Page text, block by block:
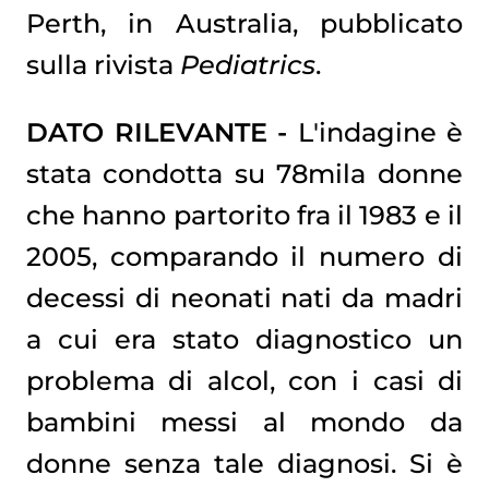
Perth, in Australia, pubblicato
sulla rivista Pediatrics.
DATO RILEVANTE - L'indagine è
stata condotta su 78mila donne
che hanno partorito fra il 1983 e il
2005, comparando il numero di
decessi di neonati nati da madri
a cui era stato diagnostico un
problema di alcol, con i casi di
bambini messi al mondo da
donne senza tale diagnosi. Si è